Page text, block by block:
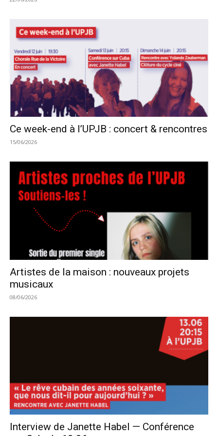
Ce week-end à l’UPJB : concert & rencontres
15/06/2026
Artistes de la maison : nouveaux projets
musicaux
08/06/2026
Interview de Janette Habel — Conférence